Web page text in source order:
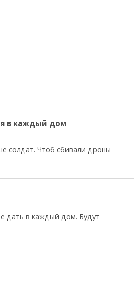
в каждый дом
солдат. Чтоб сбивали дроны
дать в каждый дом. Будут